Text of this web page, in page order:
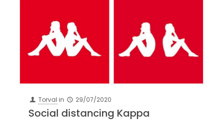
Torval in 29/07/2020
Social distancing Kappa